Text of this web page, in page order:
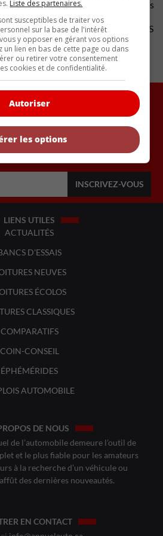
réplique intéressante à des modèles
Seltos. Et d’ailleurs, lui aussi est
de GM à Incheon. Un petit VUS
bon sens.
vous à l'infolettre.
LIENS UTILES
ACTUALITÉS
D'ESSAIS
NEUVES
ÉCOLOS
CLASSIQUES
COMPARATIFS
COIN-CONSEIL
ÉPHÉMÉRIDES
AUTOMOBILE
DE NOUS
de l’automobile demeure l’outil de
et le plus fiable pour les amateurs
à la recherche d’un véhicule ou
des dernières nouveautés.
EN CONTACT
Liste des partenaires.
susceptibles de traiter vos
sur la base de l'intérêt
y opposer en gérant vos options
un lien en bas de cette page ou dans
ou retirer votre consentement
cookies et de confidentialité.
Autoriser
les options